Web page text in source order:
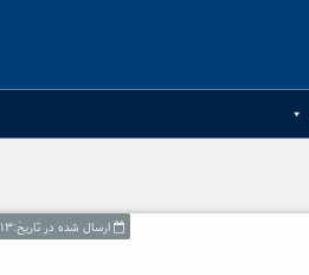
ارسال شده در تاریخ:۱۳ شهریور ۱۴۰۱